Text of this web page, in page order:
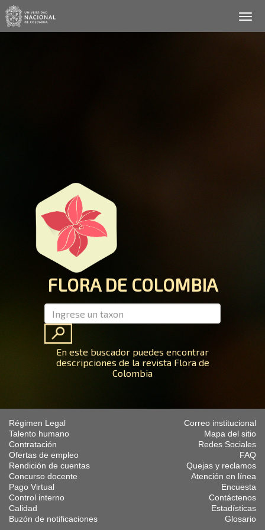
FLORA DE COLOMBIA
En este buscador puedes encontrar
descripciones de la revista Flora de
Colombia
Régimen Legal
Talento humano
Contratación
Ofertas de empleo
Rendición de cuentas
Concurso docente
Pago Virtual
Control interno
Calidad
Buzón de notificaciones
Correo institucional
Mapa del sitio
Redes Sociales
FAQ
Quejas y reclamos
Atención en línea
Encuesta
Contáctenos
Estadísticas
Glosario